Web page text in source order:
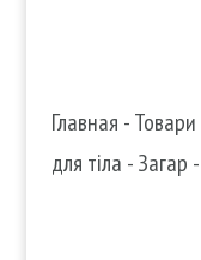
Главная -Товари
для тіла -Загар -